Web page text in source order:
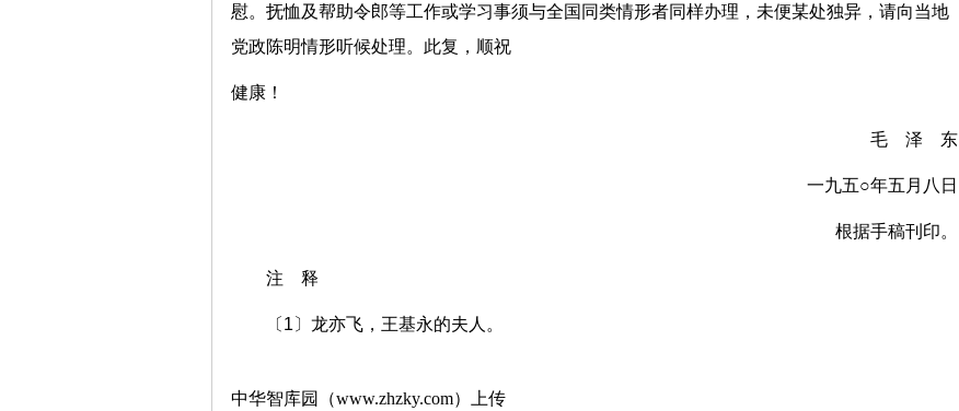
慰。抚恤及帮助令郎等工作或学习事须与全国同类情形者同样办理，未便某处独异，请向当地
党政陈明情形听候处理。此复，顺祝
健康！
毛 泽 东
一九五○年五月八日
根据手稿刊印。
注 释
〔1〕龙亦飞，王基永的夫人。
中华智库园（www.zhzky.com）上传